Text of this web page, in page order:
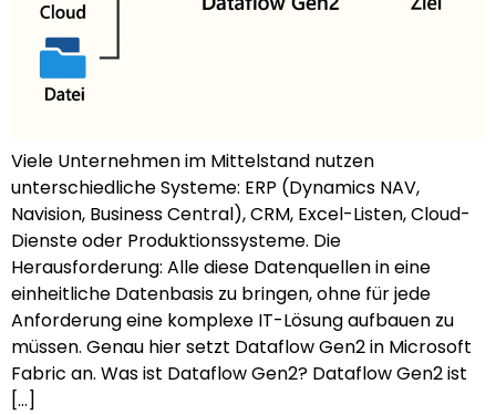
Viele Unternehmen im Mittelstand nutzen
unterschiedliche Systeme: ERP (Dynamics NAV,
Navision, Business Central), CRM, Excel-Listen, Cloud-
Dienste oder Produktionssysteme. Die
Herausforderung: Alle diese Datenquellen in eine
einheitliche Datenbasis zu bringen, ohne für jede
Anforderung eine komplexe IT-Lösung aufbauen zu
müssen. Genau hier setzt Dataflow Gen2 in Microsoft
Fabric an. Was ist Dataflow Gen2? Dataflow Gen2 ist
[…]